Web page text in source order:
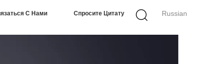
Russian
С Нами Спросите Цитату